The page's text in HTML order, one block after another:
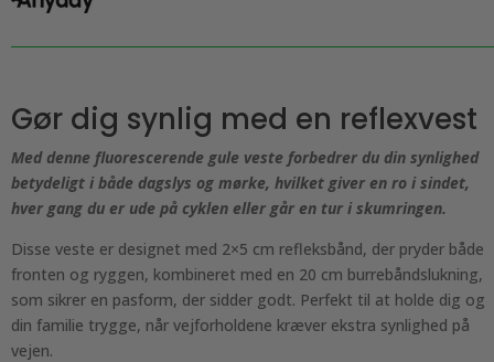
Gør dig synlig med en reflexvest
Med denne fluorescerende gule veste forbedrer du din synlighed
betydeligt i både dagslys og mørke, hvilket giver en ro i sindet,
hver gang du er ude på cyklen eller går en tur i skumringen.
Disse veste er designet med 2×5 cm refleksbånd, der pryder både
fronten og ryggen, kombineret med en 20 cm burrebåndslukning,
som sikrer en pasform, der sidder godt. Perfekt til at holde dig og
din familie trygge, når vejforholdene kræver ekstra synlighed på
vejen.